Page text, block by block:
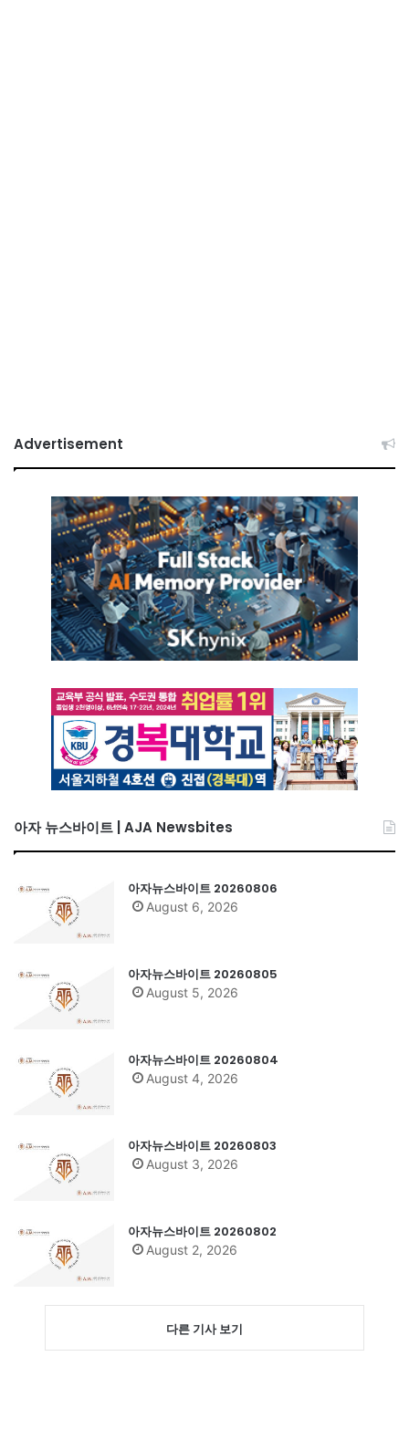
Advertisement
아자 뉴스바이트 | AJA Newsbites
아자뉴스바이트 20260806
August 6, 2026
아자뉴스바이트 20260805
August 5, 2026
아자뉴스바이트 20260804
August 4, 2026
아자뉴스바이트 20260803
August 3, 2026
아자뉴스바이트 20260802
August 2, 2026
다른 기사 보기